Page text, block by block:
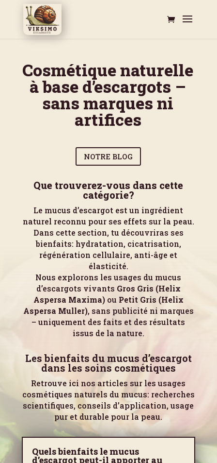
Cosmétique naturelle
à base d’escargots –
sans marques ni
artifices
NOTRE BLOG
Que trouverez-vous dans cette
catégorie?
Le mucus d’escargot est un ingrédient
naturel reconnu pour ses effets sur la peau.
Dans cette section, tu découvriras ses
bienfaits: hydratation, cicatrisation,
régénération cellulaire, anti-âge et
élasticité.
Nous explorons les usages du mucus
d’escargots vivants Gros Gris (Helix
Aspersa Maxima)ou Petit Gris (Helix
Aspersa Muller), sans publicité ni marques
– uniquement des faits et des résultats
issus de la nature.
Les bienfaits du mucus d’escargot
dans les soins cosmétiques
Retrouve ici nos articles sur les usages
cosmétiques naturels du mucus: recherches
scientifiques, conseils d’application, usage
pur et durable pour la peau.
Quels bienfaits le mucus
d’escargot peut-il apporter au